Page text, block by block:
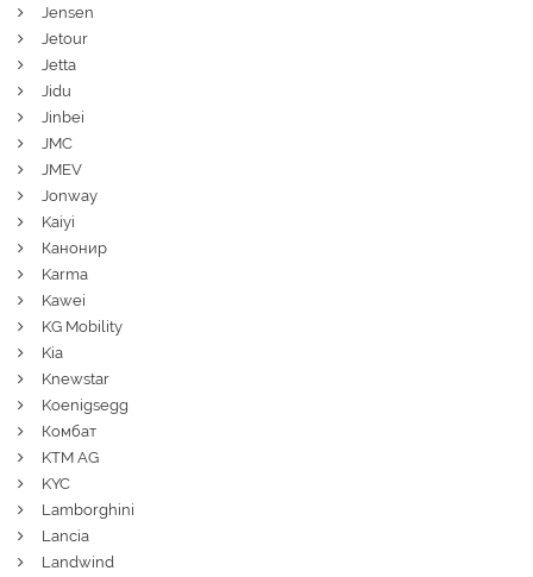
Jensen
Jetour
Jetta
Jidu
Jinbei
JMC
JMEV
Jonway
Kaiyi
Канонир
Karma
Kawei
KG Mobility
Kia
Knewstar
Koenigsegg
Комбат
KTM AG
KYC
Lamborghini
Lancia
Landwind